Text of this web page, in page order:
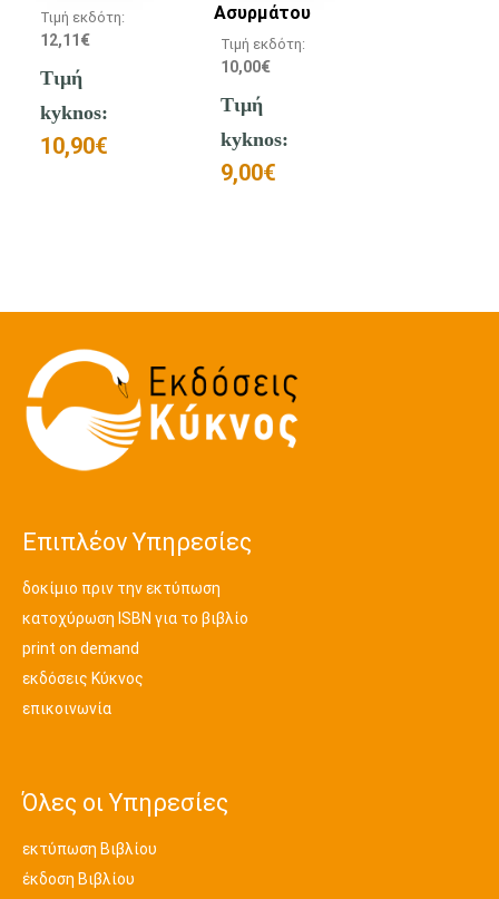
Τιμή εκδότη:
12,11€
Τιμή
kyknos:
10,90€
Ασυρμάτου
Τιμή εκδότη:
10,00€
Τιμή
kyknos:
9,00€
Επιπλέον Υπηρεσίες
δοκίμιο πριν την εκτύπωση
κατοχύρωση ISBN για το βιβλίο
print on demand
εκδόσεις Κύκνος
επικοινωνία
Όλες οι Υπηρεσίες
εκτύπωση Βιβλίου
έκδοση Βιβλίου